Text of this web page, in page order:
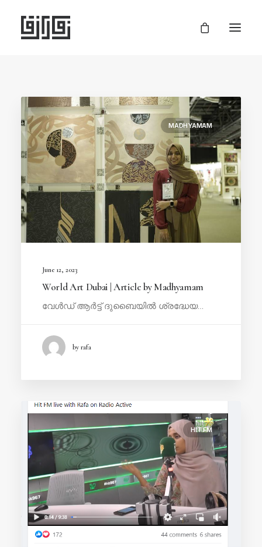
MADHYAMAM
June 12, 2023
World Art Dubai | Article by Madhyamam
വേൾഡ് ആ​ര്‍ട്ട് ദു​ബൈ​യി​ല്‍ ശ്ര​ദ്ധേ​യ…
by rafa
HIT FM